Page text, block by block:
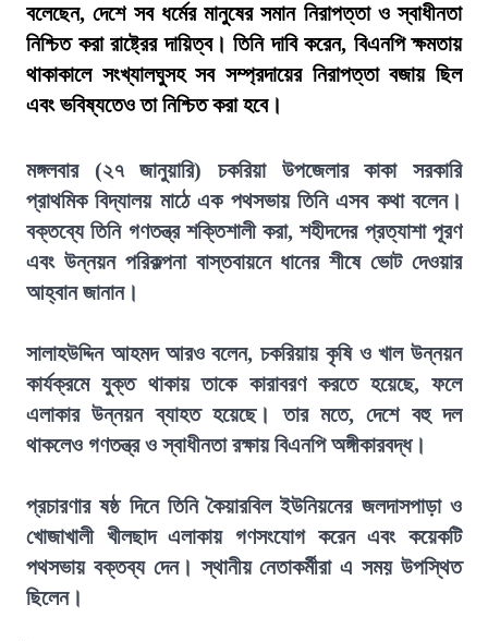
বলেছেন, দেশে সব ধর্মের মানুষের সমান নিরাপত্তা ও স্বাধীনতা
নিশ্চিত করা রাষ্ট্রের দায়িত্ব। তিনি দাবি করেন, বিএনপি ক্ষমতায়
থাকাকালে সংখ্যালঘুসহ সব সম্প্রদায়ের নিরাপত্তা বজায় ছিল
এবং ভবিষ্যতেও তা নিশ্চিত করা হবে।
মঙ্গলবার (২৭ জানুয়ারি) চকরিয়া উপজেলার কাকা সরকারি
প্রাথমিক বিদ্যালয় মাঠে এক পথসভায় তিনি এসব কথা বলেন।
বক্তব্যে তিনি গণতন্ত্র শক্তিশালী করা, শহীদদের প্রত্যাশা পূরণ
এবং উন্নয়ন পরিকল্পনা বাস্তবায়নে ধানের শীষে ভোট দেওয়ার
আহ্বান জানান।
সালাহউদ্দিন আহমদ আরও বলেন, চকরিয়ায় কৃষি ও খাল উন্নয়ন
কার্যক্রমে যুক্ত থাকায় তাকে কারাবরণ করতে হয়েছে, ফলে
এলাকার উন্নয়ন ব্যাহত হয়েছে। তার মতে, দেশে বহু দল
থাকলেও গণতন্ত্র ও স্বাধীনতা রক্ষায় বিএনপি অঙ্গীকারবদ্ধ।
প্রচারণার ষষ্ঠ দিনে তিনি কৈয়ারবিল ইউনিয়নের জলদাসপাড়া ও
খোজাখালী খীলছাদ এলাকায় গণসংযোগ করেন এবং কয়েকটি
পথসভায় বক্তব্য দেন। স্থানীয় নেতাকর্মীরা এ সময় উপস্থিত
ছিলেন।